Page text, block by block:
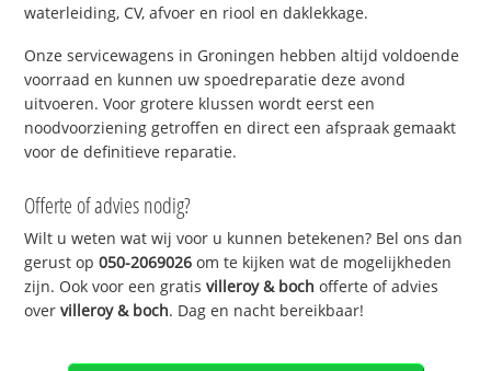
waterleiding, CV, afvoer en riool en daklekkage.
Onze servicewagens in Groningen hebben altijd voldoende
voorraad en kunnen uw spoedreparatie deze avond
uitvoeren. Voor grotere klussen wordt eerst een
noodvoorziening getroffen en direct een afspraak gemaakt
voor de definitieve reparatie.
Offerte of advies nodig?
Wilt u weten wat wij voor u kunnen betekenen? Bel ons dan
gerust op050-2069026 om te kijken wat de mogelijkheden
zijn. Ook voor een gratisvilleroy & boch offerte of advies
overvilleroy & boch. Dag en nacht bereikbaar!